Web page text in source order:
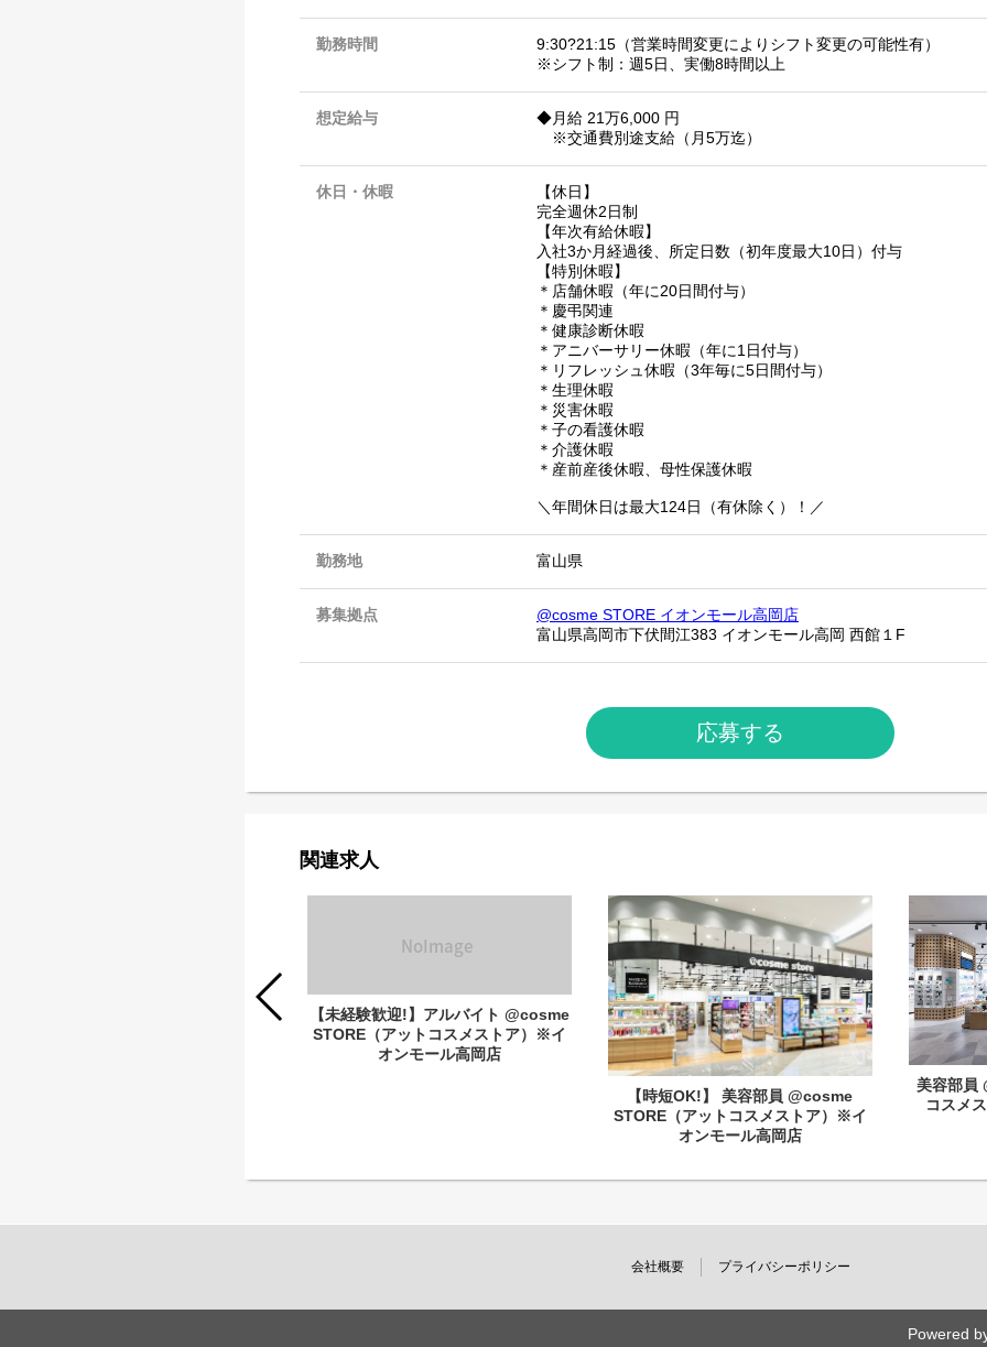
勤務時間
9:30?21:15（営業時間変更によりシフト変更の可能性有）
※シフト制：週5日、実働8時間以上
想定給与
◆月給 21万6,000 円
※交通費別途支給（月5万迄）
休日・休暇
【休日】
完全週休2日制
【年次有給休暇】
入社3か月経過後、所定日数（初年度最大10日）付与
【特別休暇】
＊店舗休暇（年に20日間付与）
＊慶弔関連
＊健康診断休暇
＊アニバーサリー休暇（年に1日付与）
＊リフレッシュ休暇（3年毎に5日間付与）
＊生理休暇
＊災害休暇
＊子の看護休暇
＊介護休暇
＊産前産後休暇、母性保護休暇
＼年間休日は最大124日（有休除く）！／
勤務地 富山県
募集拠点
@cosme STORE イオンモール高岡店
富山県高岡市下伏間江383 イオンモール高岡 西館１F
応募する
関連求人
【未経験歓迎!】アルバイト @cosme
STORE（アットコスメストア）※イ
オンモール高岡店
【時短OK!】 美容部員 @cosme
STORE（アットコスメストア）※イ
オンモール高岡店
美容部員
コスメ
会社概要 プライバシーポリシー
Powered